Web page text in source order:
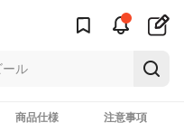
商品仕様 注意事項